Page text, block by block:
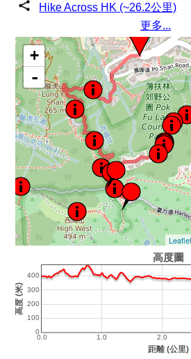
Hike Across HK (~26.2公里)
更多...
+
-
Leaflet